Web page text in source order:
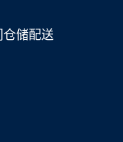
储配送